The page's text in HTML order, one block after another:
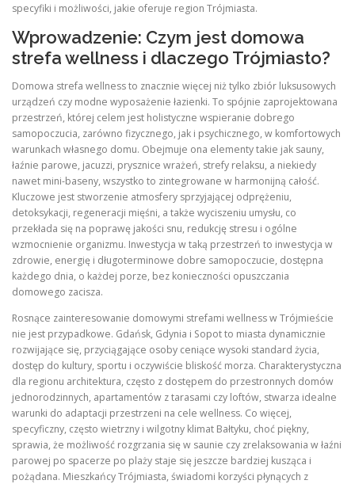
specyfiki i możliwości, jakie oferuje region Trójmiasta.
Wprowadzenie: Czym jest domowa
strefa wellness i dlaczego Trójmiasto?
Domowa strefa wellness to znacznie więcej niż tylko zbiór luksusowych
urządzeń czy modne wyposażenie łazienki. To spójnie zaprojektowana
przestrzeń, której celem jest holistyczne wspieranie dobrego
samopoczucia, zarówno fizycznego, jak i psychicznego, w komfortowych
warunkach własnego domu. Obejmuje ona elementy takie jak sauny,
łaźnie parowe, jacuzzi, prysznice wrażeń, strefy relaksu, a niekiedy
nawet mini-baseny, wszystko to zintegrowane w harmonijną całość.
Kluczowe jest stworzenie atmosfery sprzyjającej odprężeniu,
detoksykacji, regeneracji mięśni, a także wyciszeniu umysłu, co
przekłada się na poprawę jakości snu, redukcję stresu i ogólne
wzmocnienie organizmu. Inwestycja w taką przestrzeń to inwestycja w
zdrowie, energię i długoterminowe dobre samopoczucie, dostępna
każdego dnia, o każdej porze, bez konieczności opuszczania
domowego zacisza.
Rosnące zainteresowanie domowymi strefami wellness w Trójmieście
nie jest przypadkowe. Gdańsk, Gdynia i Sopot to miasta dynamicznie
rozwijające się, przyciągające osoby ceniące wysoki standard życia,
dostęp do kultury, sportu i oczywiście bliskość morza. Charakterystyczna
dla regionu architektura, często z dostępem do przestronnych domów
jednorodzinnych, apartamentów z tarasami czy loftów, stwarza idealne
warunki do adaptacji przestrzeni na cele wellness. Co więcej,
specyficzny, często wietrzny i wilgotny klimat Bałtyku, choć piękny,
sprawia, że możliwość rozgrzania się w saunie czy zrelaksowania w łaźni
parowej po spacerze po plaży staje się jeszcze bardziej kusząca i
pożądana. Mieszkańcy Trójmiasta, świadomi korzyści płynących z